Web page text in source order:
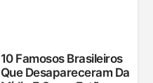
10 Famosos Brasileiros
Que Desapareceram Da